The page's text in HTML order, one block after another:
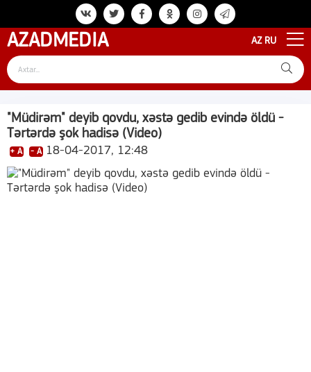
AZADMEDIA AZ RU
"Müdirəm" deyib qovdu, xəstə gedib evində öldü -
Tərtərdə şok hadisə (Video)
+ A - A 18-04-2017, 12:48